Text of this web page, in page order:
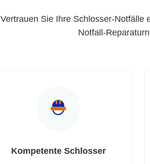
Vertrauen Sie Ihre Schlosser-Notfälle
Notfall-
Kompetente Schlosser